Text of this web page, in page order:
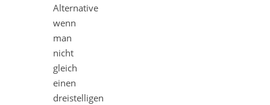
Alternative
wenn
man
nicht
gleich
einen
dreistelligen